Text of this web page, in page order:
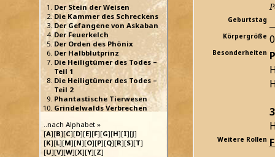
Der Stein der Weisen
Die Kammer des Schreckens
Der Gefangene von Askaban
Der Feuerkelch
Der Orden des Phönix
Der Halbblutprinz
Die Heiligtümer des Todes –
Teil 1
Die Heiligtümer des Todes –
Teil 2
Phantastische Tierwesen
Grindelwalds Verbrechen
..nach Alphabet »
[A][B][C][D][E][F][G][H][I][J]
[K][L][M][N][O][P][Q][R][S][T]
[U][V][W][X][Y][Z]
Geburtstag
Körpergröße
Besonderheiten
Weitere Rollen